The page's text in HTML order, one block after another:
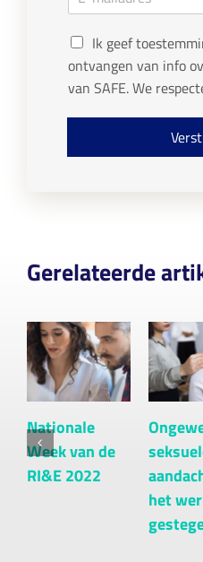
*
r
a
a
m
l
*
G
D
P
R
c
Ik geef
ontvangen van info
van SAFE. We
Gerelateerde
Nationale
Week van de
RI&E 2022
het